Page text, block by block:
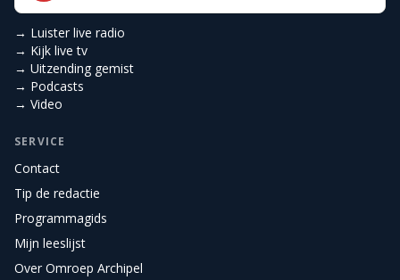
→ Luister live radio
→ Kijk live tv
→ Uitzending gemist
→ Podcasts
→ Video
SERVICE
Contact
Tip de redactie
Programmagids
Mijn leeslijst
Over Omroep Archipel